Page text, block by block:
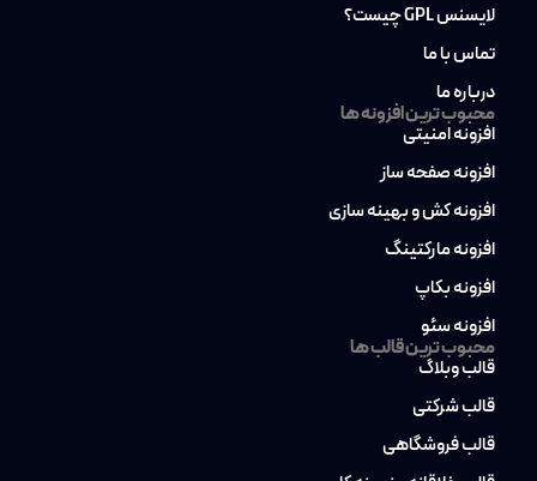
لایسنس GPL چیست؟
تماس با ما
درباره ما
محبوب ترین افزونه ها
افزونه امنیتی
افزونه صفحه ساز
افزونه کش و بهینه سازی
افزونه مارکتینگ
افزونه بکاپ
افزونه سئو
محبوب ترین قالب ها
قالب وبلاگ
قالب شرکتی
قالب فروشگاهی